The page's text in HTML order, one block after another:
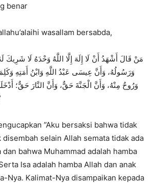
benar
wasallam bersabda,
وَرَسُولُهُ، وَأَنَّ عِيسَى عَبْدُ اللَّهِ وَابْنُ أَمَتِهِ
وَرُوحٌ مِنْهُ، وَأَنَّ الْجَنَّةَ حَقٌّ، وَأَنَّ النَّارَ حَقٌّ؛
”Aku bersaksi bahwa tidak
disembah selain Allah semata tidak ada
bahwa Muhammad adalah hamba
Isa adalah hamba Allah dan anak
Nya. Kalimat-Nya disampaikan kepada